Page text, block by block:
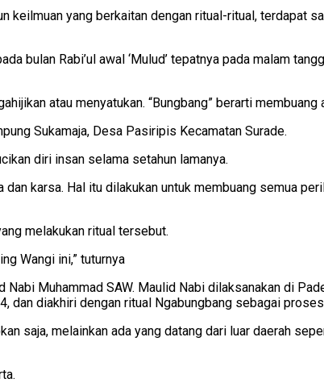
keilmuan yang berkaitan dengan ritual-ritual, terdapat
bulan Rabi’ul awal ‘Mulud’ tepatnya pada malam
atau menyatukan. “Bungbang” berarti
Sukamaja, Desa Pasiripis Kecamatan Surade.
diri insan selama setahun lamanya.
karsa. Hal itu dilakukan untuk membuang semua
melakukan ritual tersebut.
Wangi ini,” tuturnya
Muhammad SAW. Maulid Nabi dilaksanakan di
dan diakhiri dengan ritual Ngabungbang sebagai
saja, melainkan ada yang datang dari luar daerah